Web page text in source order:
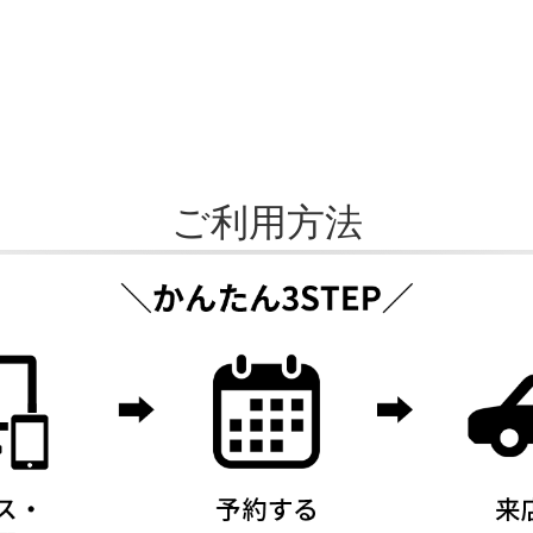
ご利用方法